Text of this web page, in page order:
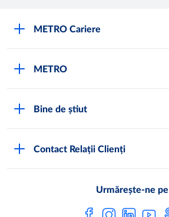
METRO Cariere
METRO
Bine de știut
Contact Relații Clienți
Urmărește-ne pe